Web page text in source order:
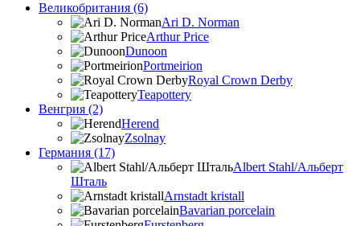
Великобритания (6)
Ari D. Norman
Arthur Price
Dunoon
Portmeirion
Royal Crown Derby
Teapottery
Венгрия (2)
Herend
Zsolnay
Германия (17)
Albert Stahl/Альбеpт
Шталь
Arnstadt kristall
Bavarian porcelain